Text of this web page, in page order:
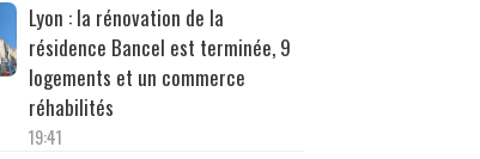
Lyon : la rénovation de la
résidence Bancel est terminée, 9
logements et un commerce
réhabilités
19:41